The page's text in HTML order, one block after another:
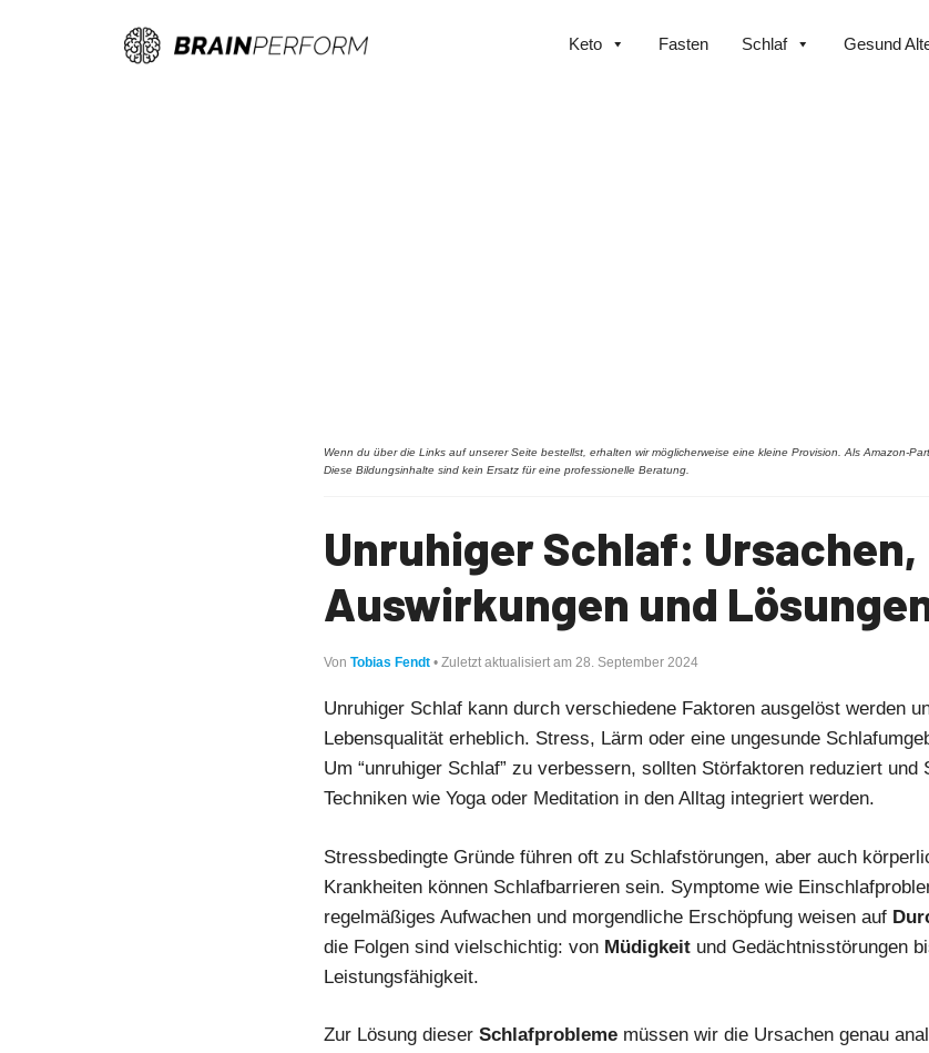
Keto Fasten Schlaf Gesund
Wenn du über die Links auf unserer Seite bestellst, erhalten wir möglicherweise eine kleine Provision. Als Amazon-
Diese Bildungsinhalte sind kein Ersatz für eine professionelle Beratung.
Unruhiger Schlaf: Ursachen,
Auswirkungen und
Von Tobias Fendt • Zuletzt aktualisiert am 28. September 2024
Unruhiger Schlaf kann durch verschiedene Faktoren ausgelöst werden
Lebensqualität erheblich. Stress, Lärm oder eine ungesunde
Um “unruhiger Schlaf” zu verbessern, sollten Störfaktoren reduziert und
Techniken wie Yoga oder Meditation in den Alltag integriert werden.
Stressbedingte Gründe führen oft zu Schlafstörungen, aber auch
Krankheiten können Schlafbarrieren sein. Symptome wie
regelmäßiges Aufwachen und morgendliche Erschöpfung weisen auf
die Folgen sind vielschichtig: von Müdigkeit und Gedächtnisstörungen
Leistungsfähigkeit.
Zur Lösung dieser Schlafprobleme müssen wir die Ursachen genau